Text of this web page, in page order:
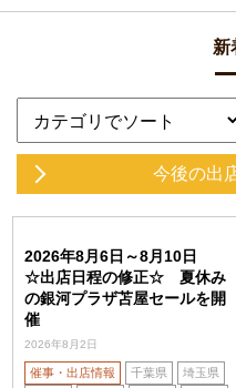
新
今後の出
2026年8月6日～8月10日
☆出店日程の修正☆ 夏休み
の銀河プラザ苫屋セールを開
催
2026年8月2日
催事・出店情報 千葉県
埼玉県